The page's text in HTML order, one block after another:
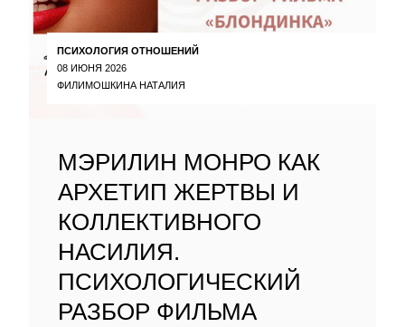
ПСИХОЛОГИЯ ОТНОШЕНИЙ
08 ИЮНЯ 2026
ФИЛИМОШКИНА НАТАЛИЯ
МЭРИЛИН МОНРО КАК
АРХЕТИП ЖЕРТВЫ И
КОЛЛЕКТИВНОГО
НАСИЛИЯ.
ПСИХОЛОГИЧЕСКИЙ
РАЗБОР ФИЛЬМА